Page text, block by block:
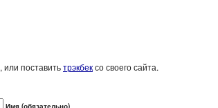
, или поставитьтрэкбексо своего сайта.
Имя (обязательно)